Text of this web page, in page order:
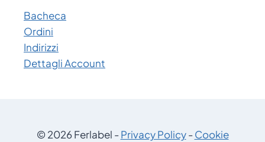
Bacheca
Ordini
Indirizzi
Dettagli Account
© 2026 Ferlabel -Privacy Policy-Cookie